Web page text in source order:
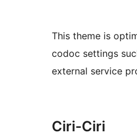
This theme is
codoc settings
external service
Ciri-Ciri